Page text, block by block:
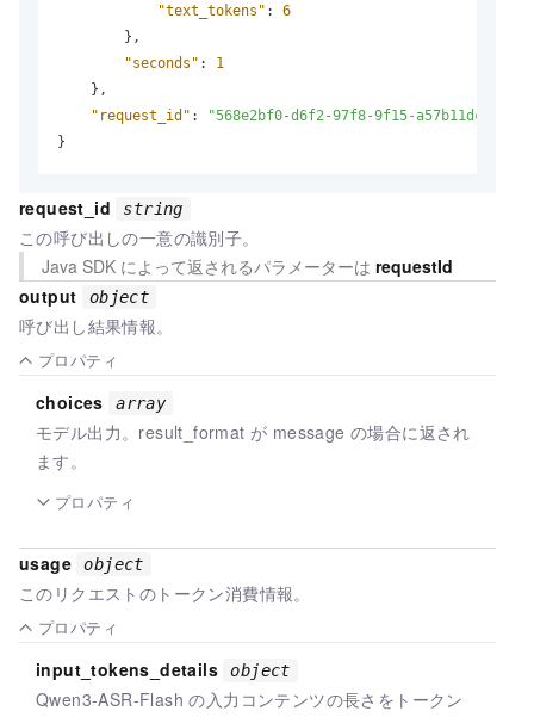
"text_tokens" :
6
} ,
"seconds" :
1
} ,
"request_id" :
"568e2bf0-d6f2-97f8-9f15-a57b11dc6977"
}
request_id string
この呼び出しの一意の識別子。
Java SDK によって返されるパラメーターは requestId
output
object
呼び出し結果情報。
プロパティ
choices array
モデル出力。result_format が message の場合に返され
ます。
プロパティ
usage object
このリクエストのトークン消費情報。
プロパティ
input_tokens_details object
Qwen3-ASR-Flash の入力コンテンツの長さをトークン